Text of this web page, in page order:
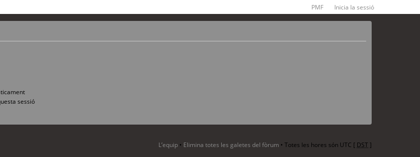
PMF Inicia la sessió
sessió
L’equip • Elimina totes les galetes del fòrum • Totes les hores són UTC [ DST]